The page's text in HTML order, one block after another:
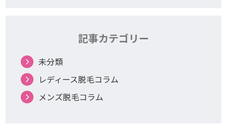
記事カテゴリー
未分類
レディース脱毛コラム
メンズ脱毛コラム